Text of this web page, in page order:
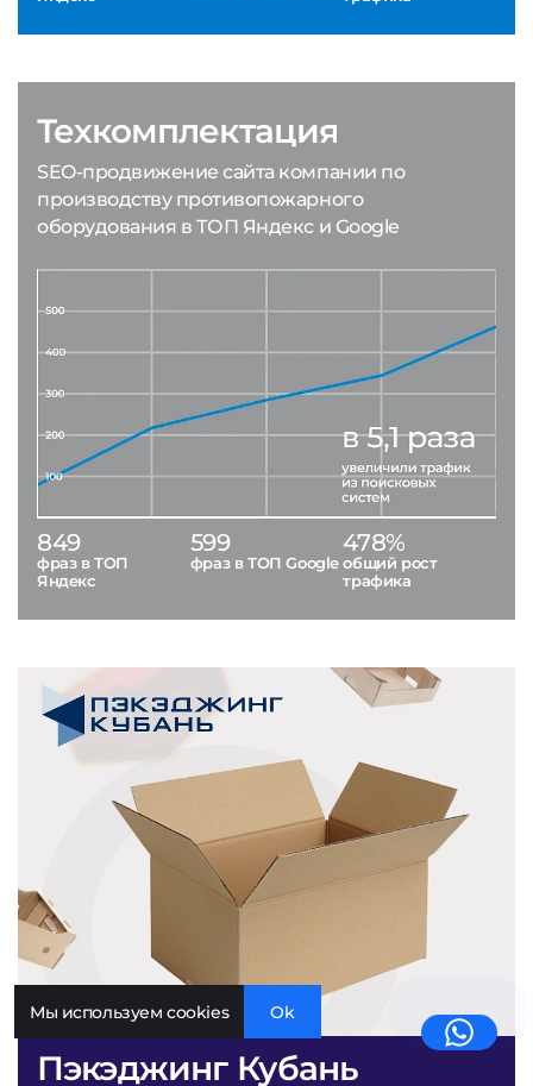
Пэкэджинг Кубань
Техкомплектация
SEO-продвижение сайта компании по
производству противопожарного
оборудования в ТОП Яндекс и Google
849
фраз в ТОП
Яндекс
599
фраз в ТОП Google
478%
общий рост
трафика
Мы используем cookies Ok